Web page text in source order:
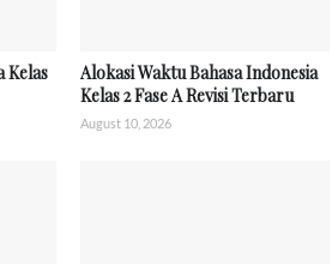
Kelas
Alokasi Waktu Bahasa Indonesia
Kelas 2 Fase A Revisi Terbaru
August 10, 2026